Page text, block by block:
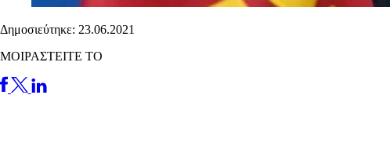
Δημοσιεύτηκε: 23.06.2021
ΜΟΙΡΑΣΤΕΙΤΕ ΤΟ